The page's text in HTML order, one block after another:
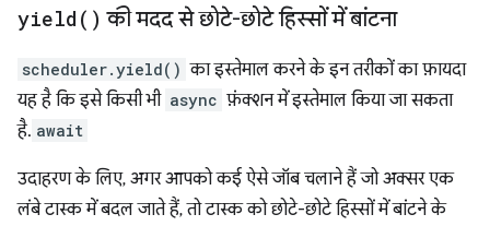
yield( ) की मदद से छोटे-छोटे हिस्सों में बांटना
scheduler.yield() का इस्तेमाल करने के इन तरीकों का फ़ायदा
यह है कि इसे किसी भी async फ़ंक्शन में इस्तेमाल किया जा सकता
है. await
उदाहरण के लिए, अगर आपको कई ऐसे जॉब चलाने हैं जो अक्सर एक
लंबे टास्क में बदल जाते हैं, तो टास्क को छोटे-छोटे हिस्सों में बांटने के